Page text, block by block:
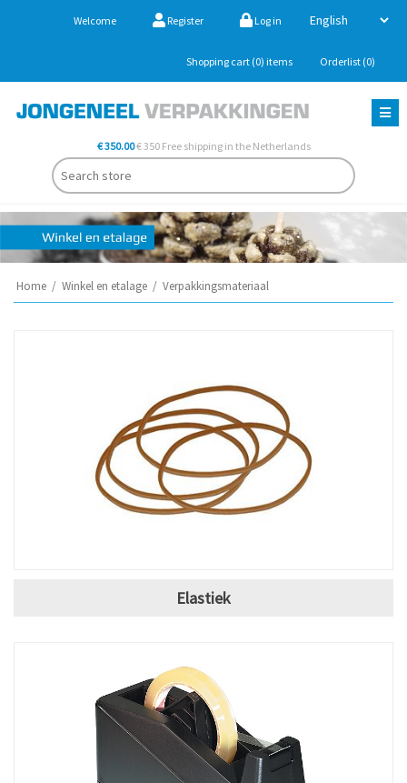
Welcome Register Log in
Shopping cart (0) items Orderlist (0)
€ 350.00€ 350 Free shipping in the Netherlands
Home / Winkel en etalage / Verpakkingsmateriaal
Elastiek